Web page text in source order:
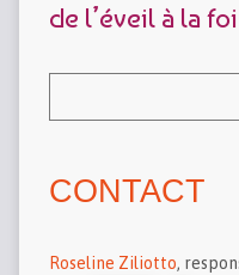
de l’éveil à la
CONTACT
Roseline Ziliotto,